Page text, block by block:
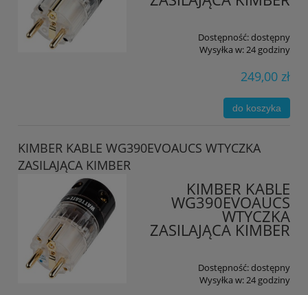
Dostępność:dostępny
Wysyłka w:24 godziny
249,00 zł
do koszyka
KIMBER KABLE WG390EVOAUCS WTYCZKA
ZASILAJĄCA KIMBER
KIMBER KABLE
WG390EVOAUCS
WTYCZKA
ZASILAJĄCA KIMBER
Dostępność:dostępny
Wysyłka w:24 godziny